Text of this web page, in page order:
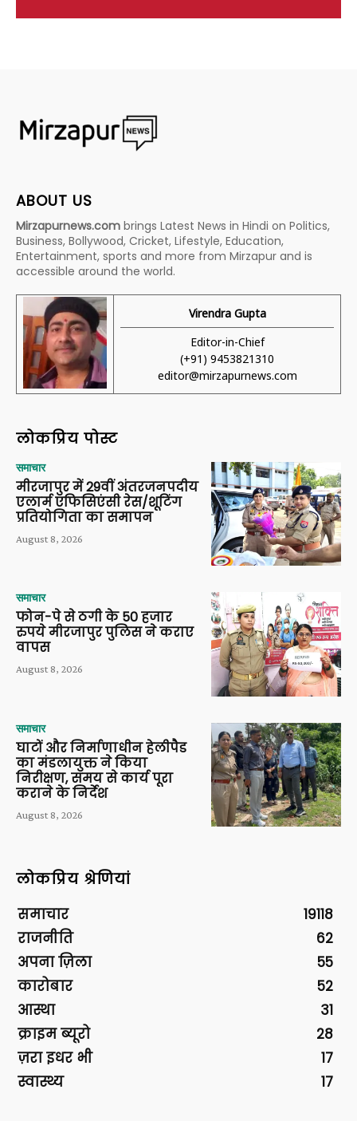
ABOUT US
Mirzapurnews.com brings Latest News in Hindi on Politics,
Business, Bollywood, Cricket, Lifestyle, Education,
Entertainment, sports and more from Mirzapur and is
accessible around the world.
Virendra Gupta
Editor-in-Chief
(+91) 9453821310
editor@mirzapurnews.com
लोकप्रिय पोस्ट
समाचार
मीरजापुर में 29वीं अंतरजनपदीय
एलार्म एफिसिएंसी रेस/शूटिंग
प्रतियोगिता का समापन
August 8, 2026
समाचार
फोन-पे से ठगी के 50 हजार
रुपये मीरजापुर पुलिस ने कराए
वापस
August 8, 2026
समाचार
घाटों और निर्माणाधीन हेलीपैड
का मंडलायुक्त ने किया
निरीक्षण, समय से कार्य पूरा
कराने के निर्देश
August 8, 2026
लोकप्रिय श्रेणियां
समाचार
19118
राजनीति
62
अपना ज़िला
55
कारोबार
52
आस्था
31
क्राइम ब्यूरो
28
ज़रा इधर भी
17
स्वास्थ्य
17